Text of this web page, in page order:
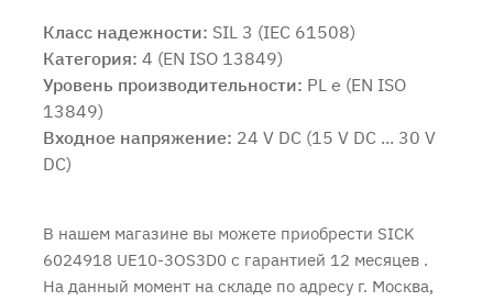
Класс надежности: SIL 3 (IEC 61508)
Категория: 4 (EN ISO 13849)
Уровень производительности: PL e (EN ISO
13849)
Входное напряжение: 24 V DC (15 V DC ... 30 V
DC)
В нашем магазине вы можете приобрести SICK
6024918 UE10-3OS3D0 с гарантией 12 месяцев .
На данный момент на складе по адресу г. Москва,
Продолжить покупки